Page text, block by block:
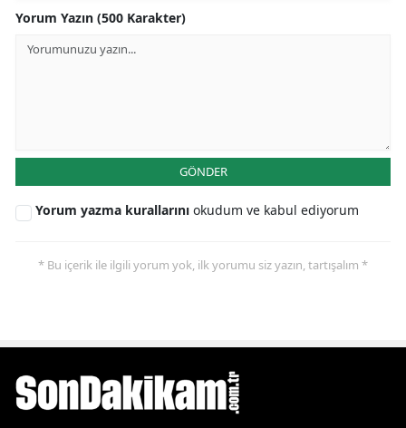
Yorum Yazın (500 Karakter)
GÖNDER
Yorum yazma kurallarını okudum ve kabul ediyorum
* Bu içerik ile ilgili yorum yok, ilk yorumu siz yazın, tartışalım *